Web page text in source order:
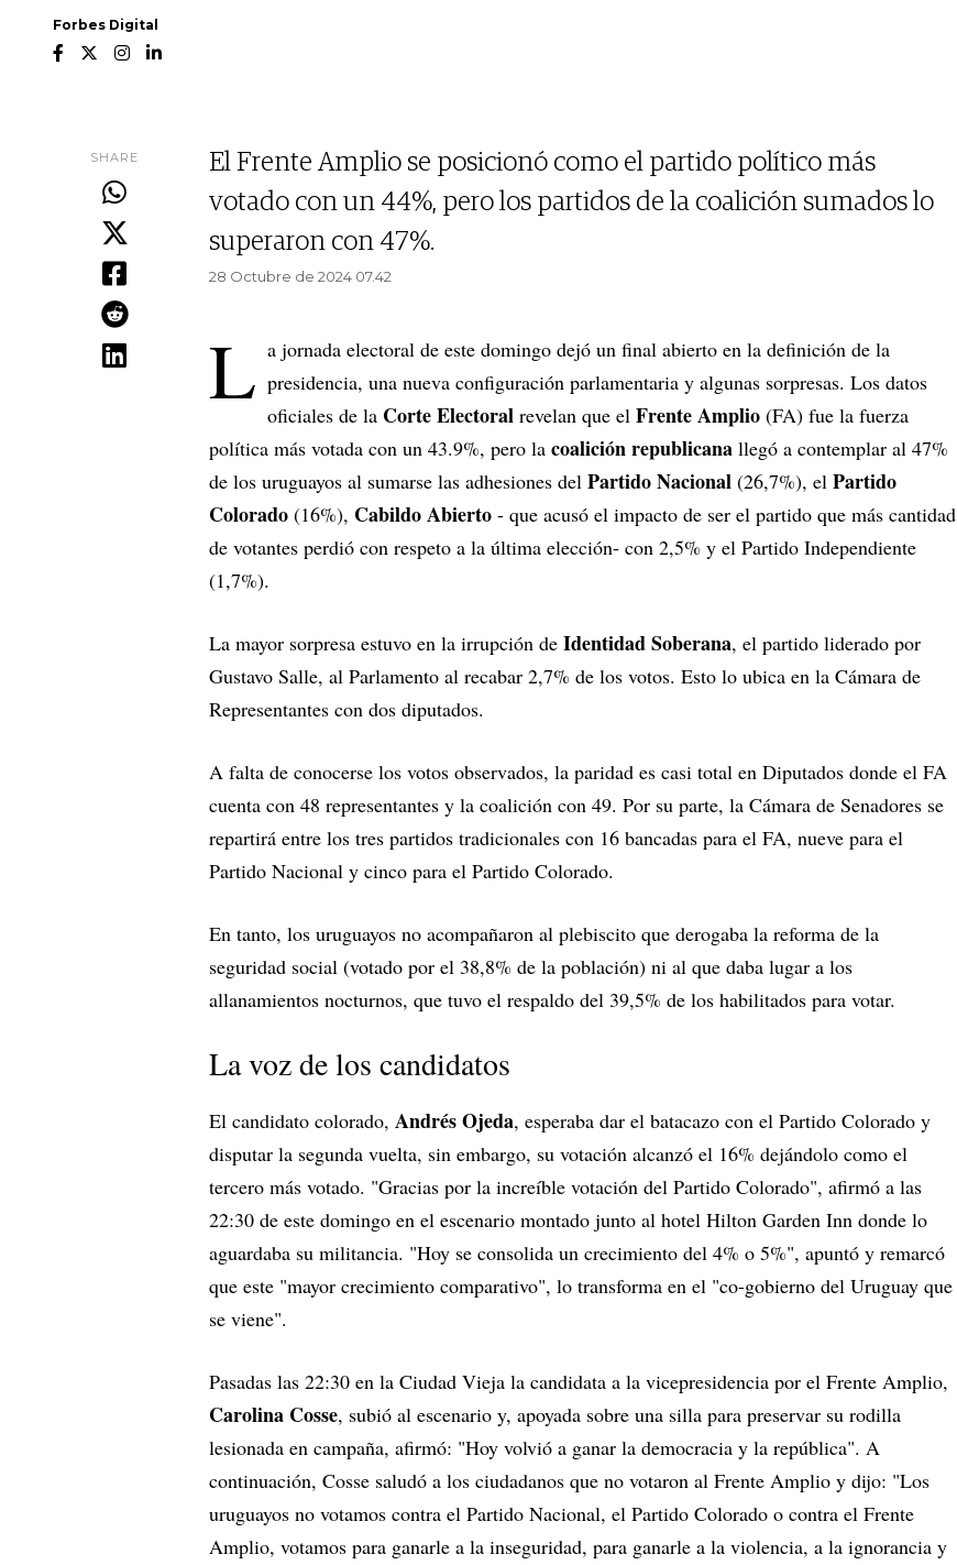
Forbes Digital
SHARE
El Frente Amplio se posicionó como el partido político más
votado con un 44%, pero los partidos de la coalición sumados lo
superaron con 47%.
28 Octubre de 2024 07.42
L a jornada electoral de este domingo dejó un final abierto en la definición de la
presidencia, una nueva configuración parlamentaria y algunas sorpresas. Los datos
oficiales de la Corte Electoral revelan que el Frente Amplio (FA) fue la fuerza
política más votada con un 43.9%, pero la coalición republicana llegó a contemplar al 47%
de los uruguayos al sumarse las adhesiones del Partido Nacional (26,7%), el Partido
Colorado (16%), Cabildo Abierto - que acusó el impacto de ser el partido que más cantidad
de votantes perdió con respeto a la última elección- con 2,5% y el Partido Independiente
(1,7%).
La mayor sorpresa estuvo en la irrupción de Identidad Soberana, el partido liderado por
Gustavo Salle, al Parlamento al recabar 2,7% de los votos. Esto lo ubica en la Cámara de
Representantes con dos diputados.
A falta de conocerse los votos observados, la paridad es casi total en Diputados donde el FA
cuenta con 48 representantes y la coalición con 49. Por su parte, la Cámara de Senadores se
repartirá entre los tres partidos tradicionales con 16 bancadas para el FA, nueve para el
Partido Nacional y cinco para el Partido Colorado.
En tanto, los uruguayos no acompañaron al plebiscito que derogaba la reforma de la
seguridad social (votado por el 38,8% de la población) ni al que daba lugar a los
allanamientos nocturnos, que tuvo el respaldo del 39,5% de los habilitados para votar.
La voz de los candidatos
El candidato colorado, Andrés Ojeda, esperaba dar el batacazo con el Partido Colorado y
disputar la segunda vuelta, sin embargo, su votación alcanzó el 16% dejándolo como el
tercero más votado. "Gracias por la increíble votación del Partido Colorado", afirmó a las
22:30 de este domingo en el escenario montado junto al hotel Hilton Garden Inn donde lo
aguardaba su militancia. "Hoy se consolida un crecimiento del 4% o 5%", apuntó y remarcó
que este "mayor crecimiento comparativo", lo transforma en el "co-gobierno del Uruguay que
se viene".
Pasadas las 22:30 en la Ciudad Vieja la candidata a la vicepresidencia por el Frente Amplio,
Carolina Cosse, subió al escenario y, apoyada sobre una silla para preservar su rodilla
lesionada en campaña, afirmó: "Hoy volvió a ganar la democracia y la república". A
continuación, Cosse saludó a los ciudadanos que no votaron al Frente Amplio y dijo: "Los
uruguayos no votamos contra el Partido Nacional, el Partido Colorado o contra el Frente
Amplio, votamos para ganarle a la inseguridad, para ganarle a la violencia, a la ignorancia y